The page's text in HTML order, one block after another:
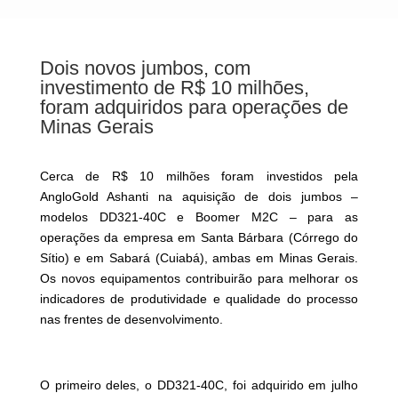
Dois novos jumbos, com
investimento de R$ 10 milhões,
foram adquiridos para operações de
Minas Gerais
Cerca de R$ 10 milhões foram investidos pela
AngloGold Ashanti na aquisição de dois jumbos –
modelos DD321-40C e Boomer M2C – para as
operações da empresa em Santa Bárbara (Córrego do
Sítio) e em Sabará (Cuiabá), ambas em Minas Gerais.
Os novos equipamentos contribuirão para melhorar os
indicadores de produtividade e qualidade do processo
nas frentes de desenvolvimento.
O primeiro deles, o DD321-40C, foi adquirido em julho